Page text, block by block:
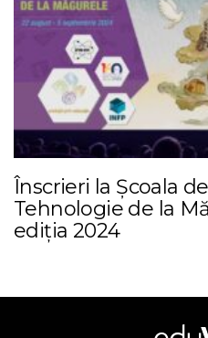
Înscrieri la Școala
Tehnologie de la
ediția 2024